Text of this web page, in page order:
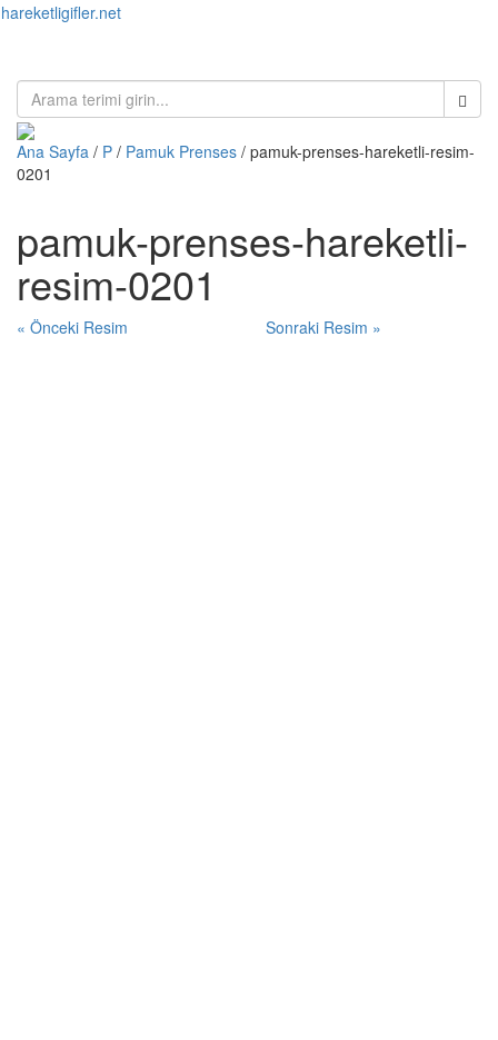
hareketligifler.net
Ana Sayfa / P / Pamuk Prenses / pamuk-prenses-hareketli-resim-
0201
pamuk-prenses-hareketli-
resim-0201
« Önceki Resim Sonraki Resim »